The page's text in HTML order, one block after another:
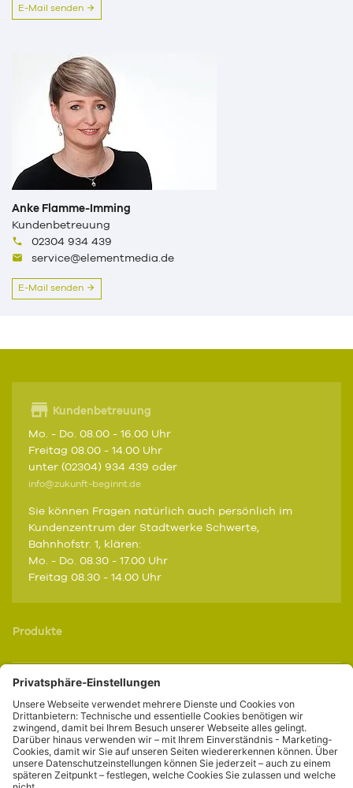
E-Mail senden
Anke Flamme-Imming
Kundenbetreuung
02304 934 439
service@elementmedia.de
E-Mail senden
Kundenbetreuung
Mo. - Do. 08.00 - 16.00 Uhr
Freitag 08.00 - 14.00 Uhr
unter (02304) 934 439 oder
info@zukunft-beginnt.de
Sie können Fragen natürlich auch persönlich im
Kundenzentrum der Stadtwerke Schwerte,
Bahnhofstr. 1, klären:
Mo. - Do. 08.30 - 17.00 Uhr
Freitag 08.30 - 14.00 Uhr
Produkte
Service
Portale